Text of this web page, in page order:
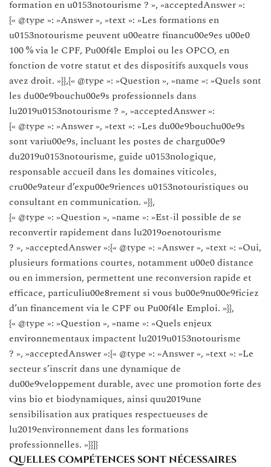
formation en u0153notourisme ? », »acceptedAnswer »:
{« @type »: »Answer », »text »: »Les formations en
u0153notourisme peuvent u00eatre financu00e9es u00e0
100 % via le CPF, Pu00f4le Emploi ou les OPCO, en
fonction de votre statut et des dispositifs auxquels vous
avez droit. »}},{« @type »: »Question », »name »: »Quels sont
les du00e9bouchu00e9s professionnels dans
lu2019u0153notourisme ? », »acceptedAnswer »:
{« @type »: »Answer », »text »: »Les du00e9bouchu00e9s
sont variu00e9s, incluant les postes de chargu00e9
du2019u0153notourisme, guide u0153nologique,
responsable accueil dans les domaines viticoles,
cru00e9ateur d’expu00e9riences u0153notouristiques ou
consultant en communication. »}},
{« @type »: »Question », »name »: »Est-il possible de se
reconvertir rapidement dans lu2019oenotourisme
? », »acceptedAnswer »:{« @type »: »Answer », »text »: »Oui,
plusieurs formations courtes, notamment u00e0 distance
ou en immersion, permettent une reconversion rapide et
efficace, particuliu00e8rement si vous bu00e9nu00e9ficiez
d’un financement via le CPF ou Pu00f4le Emploi. »}},
{« @type »: »Question », »name »: »Quels enjeux
environnementaux impactent lu2019u0153notourisme
? », »acceptedAnswer »:{« @type »: »Answer », »text »: »Le
secteur s’inscrit dans une dynamique de
du00e9veloppement durable, avec une promotion forte des
vins bio et biodynamiques, ainsi quu2019une
sensibilisation aux pratiques respectueuses de
lu2019environnement dans les formations
professionnelles. »}}]}
Quelles compétences sont nécessaires